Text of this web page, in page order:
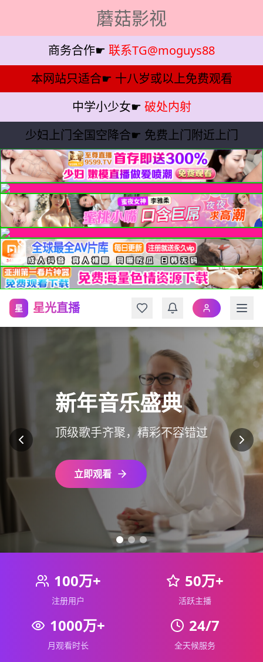
蘑菇影视
商务合作☛ 联系TG@moguys88
本网站只适合☛ 十八岁或以上免费观看
中学小少女☛ 破处内射
少妇上门全国空降合☛ 免费上门附近上门
星 星光直播
新年音乐盛典
顶级歌手齐聚，精彩不容错过
立即观看
100万+
注册用户
50万+
活跃主播
1000万+
月观看时长
24/7
全天候服务